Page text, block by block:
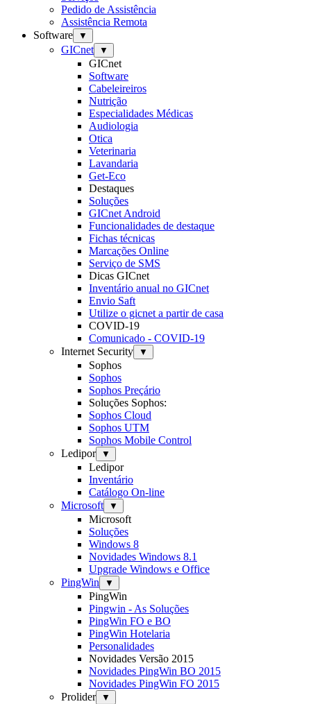
Pedido de Assistência
Assistência Remota
Software
▼
GICnet ▼
GICnet
Software
Cabeleireiros
Nutrição
Especialidades Médicas
Audiologia
Otica
Veterinaria
Lavandaria
Get-Eco
Destaques
Soluções
GICnet Android
Funcionalidades de destaque
Fichas técnicas
Marcações Online
Serviço de SMS
Dicas GICnet
Inventário anual no GICnet
Envio Saft
Utilize o gicnet a partir de casa
COVID-19
Comunicado - COVID-19
Internet Security
▼
Sophos
Sophos
Sophos Preçário
Soluções Sophos:
Sophos Cloud
Sophos UTM
Sophos Mobile Control
Ledipor
▼
Ledipor
Inventário
Catálogo On-line
Microsoft
▼
Microsoft
Soluções
Windows 8
Novidades Windows 8.1
Upgrade Windows e Office
PingWin
▼
PingWin
Pingwin - As Soluções
PingWin FO e BO
PingWin Hotelaria
Personalidades
Novidades Versão 2015
Novidades PingWin BO 2015
Novidades PingWin FO 2015
Prolider
▼